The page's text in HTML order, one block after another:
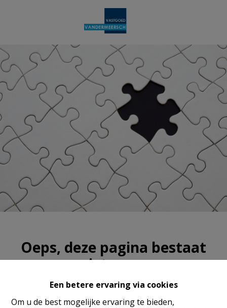
Een betere ervaring via cookies
Om u de best mogelijke ervaring te bieden,
Oeps, deze pagina bestaat
niet meer